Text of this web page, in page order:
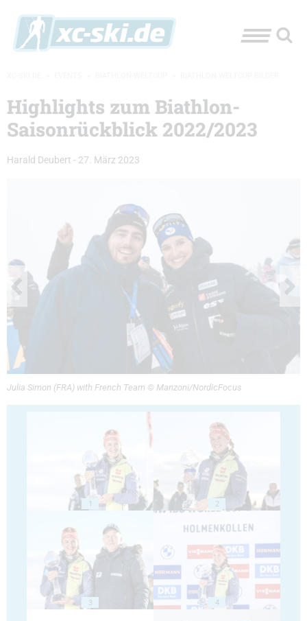
Highlights zum Biathlon-
Saisonrückblick 2022/2023
Harald Deubert - 27. März 2023
Julia Simon (FRA) with French Team © Manzoni/NordicFocus
1 2
3 4